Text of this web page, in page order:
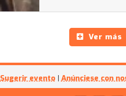
Ver más
Sugerir evento | Anúnciese con